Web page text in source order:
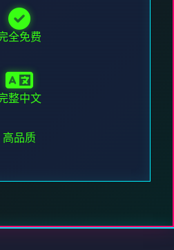
全免费
整中文
高品质